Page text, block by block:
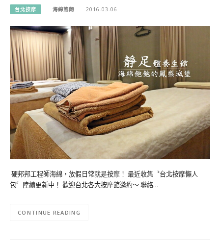
台北按摩 海綿飽飽 2016-03-06
硬邦邦工程師海綿，放假日常就是按摩！ 最近收集〝台北按摩懶人
包〞陸續更新中！ 歡迎台北各大按摩館邀約～ 聯絡…
CONTINUE READING